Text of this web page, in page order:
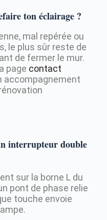
ton éclairage ?
mal repérée ou
le plus sûr reste de
de fermer le mur.
page contact
accompagnement
interrupteur double
sur la borne L du
pont de phase relie
touche envoie